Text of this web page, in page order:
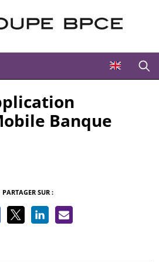
Banque
PARTAGER SUR :